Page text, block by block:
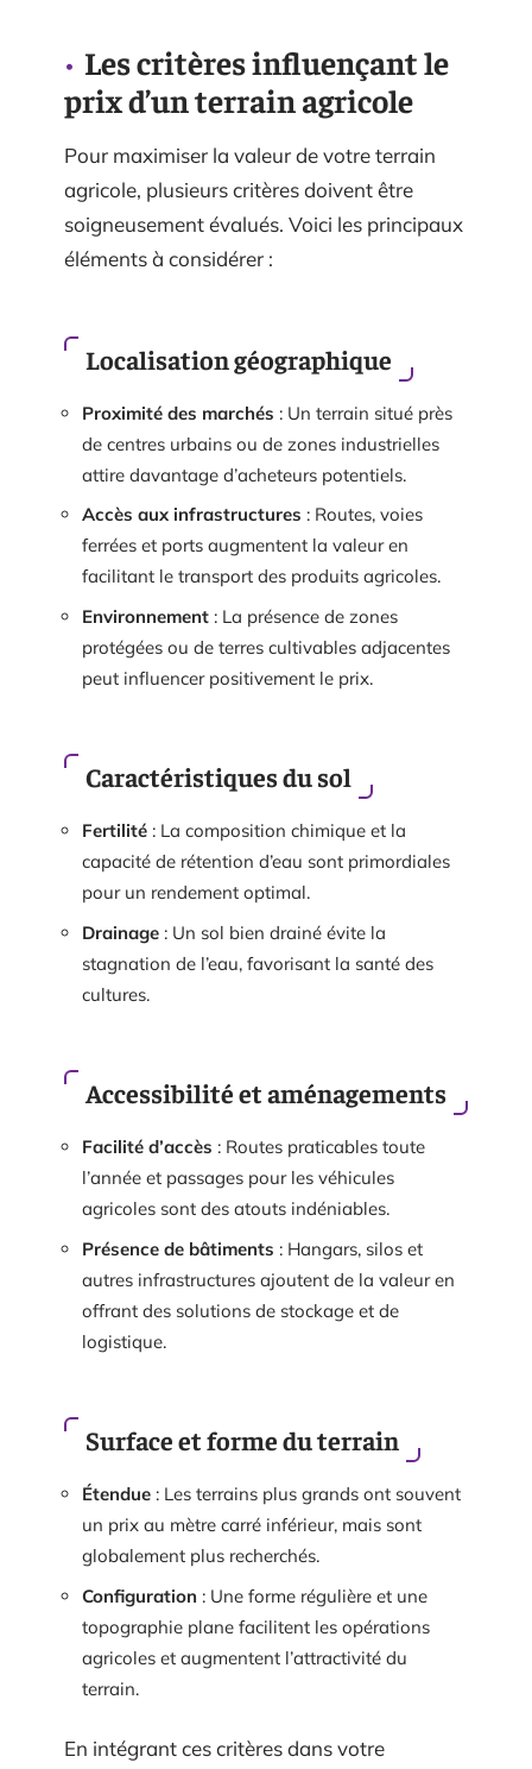
Les critères influençant le
prix d’un terrain agricole
Pour maximiser la valeur de votre terrain
agricole, plusieurs critères doivent être
soigneusement évalués. Voici les principaux
éléments à considérer :
Localisation géographique
Proximité des marchés : Un terrain situé près
de centres urbains ou de zones industrielles
attire davantage d’acheteurs potentiels.
Accès aux infrastructures : Routes, voies
ferrées et ports augmentent la valeur en
facilitant le transport des produits agricoles.
Environnement : La présence de zones
protégées ou de terres cultivables adjacentes
peut influencer positivement le prix.
Caractéristiques du sol
Fertilité : La composition chimique et la
capacité de rétention d’eau sont primordiales
pour un rendement optimal.
Drainage : Un sol bien drainé évite la
stagnation de l’eau, favorisant la santé des
cultures.
Accessibilité et aménagements
Facilité d’accès : Routes praticables toute
l’année et passages pour les véhicules
agricoles sont des atouts indéniables.
Présence de bâtiments : Hangars, silos et
autres infrastructures ajoutent de la valeur en
offrant des solutions de stockage et de
logistique.
Surface et forme du terrain
Étendue : Les terrains plus grands ont souvent
un prix au mètre carré inférieur, mais sont
globalement plus recherchés.
Configuration : Une forme régulière et une
topographie plane facilitent les opérations
agricoles et augmentent l’attractivité du
terrain.
En intégrant ces critères dans votre